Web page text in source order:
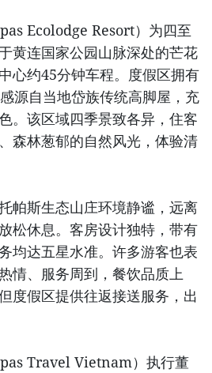
Ecolodge Resort）为四至
黄连国家公园山脉深处的芒花
心约45分钟车程。度假区拥有
源自当地岱族传统高脚屋，充
。该区域四季景致各异，住客
森林葱郁的自然风光，体验清
帕斯生态山庄环境静谧，远离
松休息。客房设计独特，带有
均达五星水准。许多游客也表
情、服务周到，餐饮品质上
度假区提供往返接送服务，出
Travel Vietnam）执行董